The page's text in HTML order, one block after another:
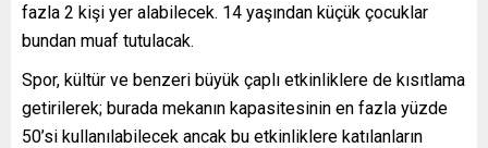
fazla 2 kişi yer alabilecek. 14 yaşından küçük çocuklar
bundan muaf tutulacak.
Spor, kültür ve benzeri büyük çaplı etkinliklere de kısıtlama
getirilerek; burada mekanın kapasitesinin en fazla yüzde
50’si kullanılabilecek ancak bu etkinliklere katılanların